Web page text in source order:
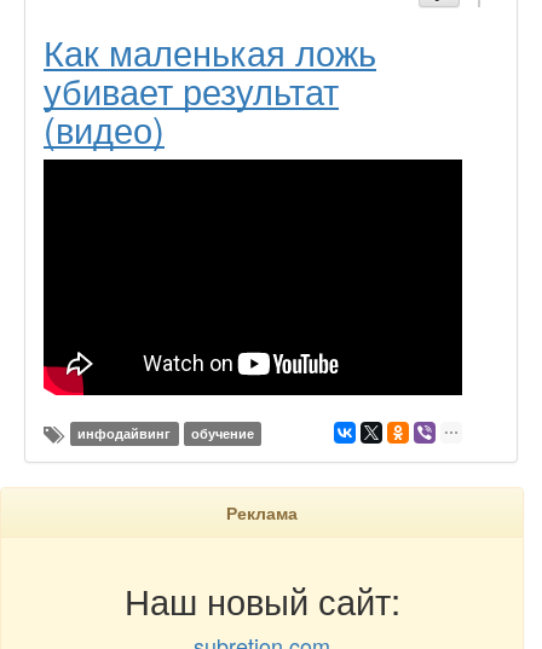
Как маленькая ложь
убивает результат
(видео)
инфодайвинг обучение
Реклама
Наш новый сайт: